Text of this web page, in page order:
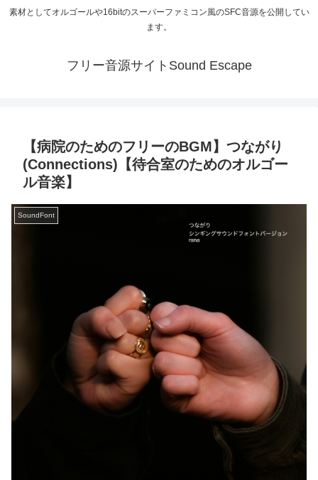
素材としてオルゴールや16bitのスーパーファミコン風のSFC音源を公開してい
ます。
フリー音源サイトSound Escape
【病院のためのフリーのBGM】つながり
(Connections)【待合室のためのオルゴー
ル音楽】
SoundFont